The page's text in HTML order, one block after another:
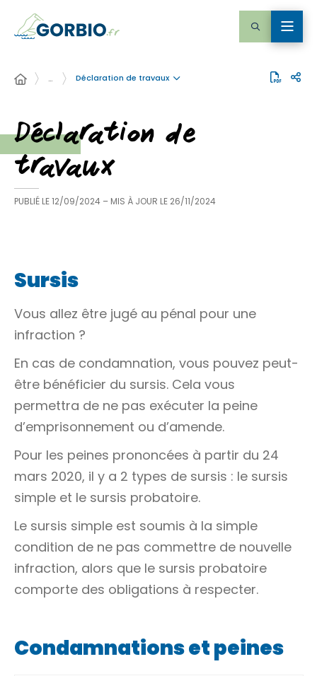
… Déclaration de travaux
Déclaration de
travaux
PUBLIÉ LE12/09/2024 – MIS À JOUR LE 26/11/2024
Sursis
Vous allez être jugé au pénal pour une
infraction ?
En cas de condamnation, vous pouvez peut-
être bénéficier du sursis. Cela vous
permettra de ne pas exécuter la peine
d’emprisonnement ou d’amende.
Pour les peines prononcées à partir du 24
mars 2020, il y a 2 types de sursis : le sursis
simple et le sursis probatoire.
Le sursis simple est soumis à la simple
condition de ne pas commettre de nouvelle
infraction, alors que le sursis probatoire
comporte des obligations à respecter.
Condamnations et peines